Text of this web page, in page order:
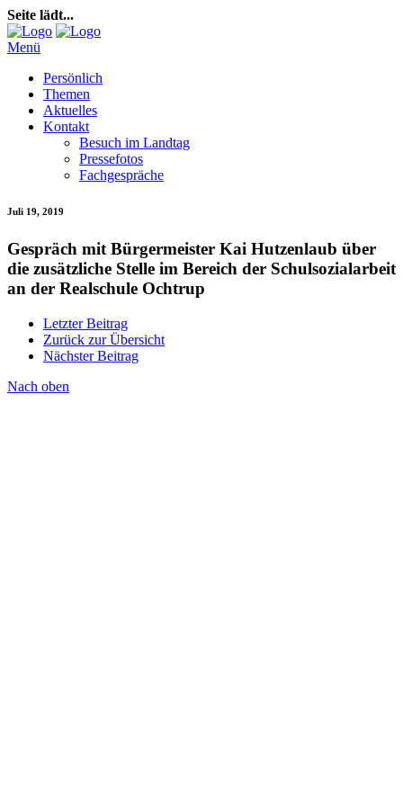
Seite lädt...
Menü
Persönlich
Themen
Aktuelles
Kontakt
Besuch im Landtag
Pressefotos
Fachgespräche
Juli 19, 2019
Gespräch mit Bürgermeister Kai Hutzenlaub über
die zusätzliche Stelle im Bereich der Schulsozialarbeit
an der Realschule Ochtrup
Letzter Beitrag
Zurück zur Übersicht
Nächster Beitrag
Nach oben